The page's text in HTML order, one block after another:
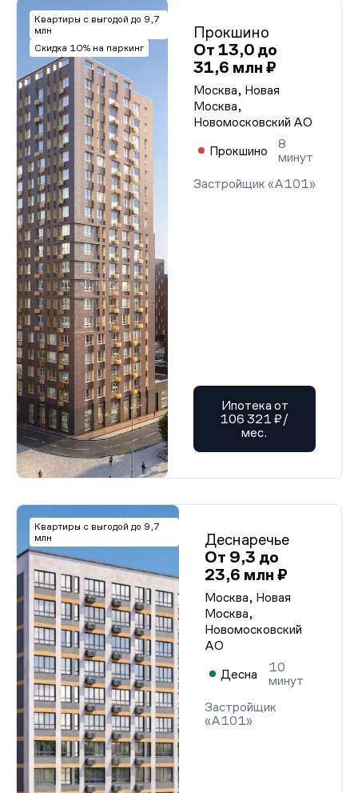
Квартиры с выгодой до 9,7
млн
Скидка 10% на паркинг
Прокшино
От 13,0 до
31,6 млн ₽
Москва, Новая
Москва,
Новомосковский АО
Прокшино
8
минут
Застройщик «А101»
Ипотека от
106 321 ₽/
мес.
Квартиры с выгодой до 9,7
млн
Деснаречье
От 9,3 до
23,6 млн ₽
Москва, Новая
Москва,
Новомосковский
АО
Десна
10
минут
Застройщик
«А101»